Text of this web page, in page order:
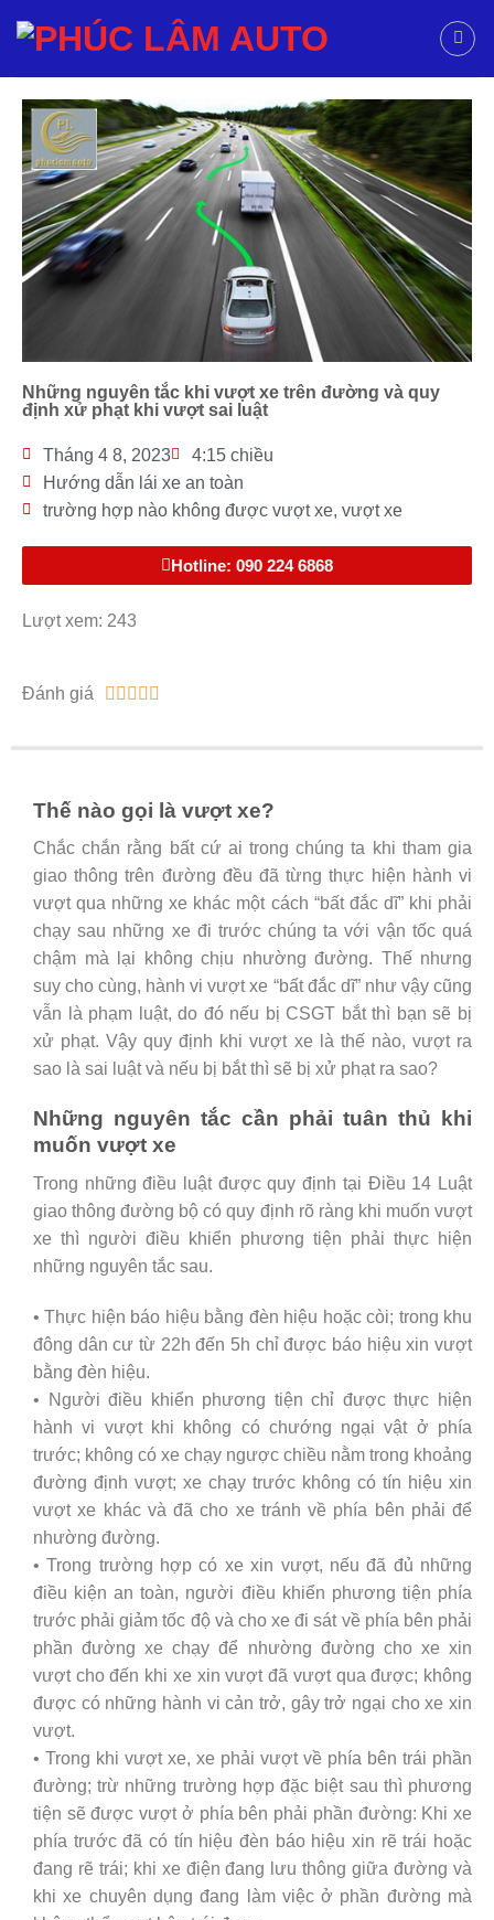
Những nguyên tắc khi vượt xe trên đường và quy
định xử phạt khi vượt sai luật
Tháng 4 8, 2023
4:15 chiều
Hướng dẫn lái xe an toàn
trường hợp nào không được vượt xe, vượt xe
Hotline: 090 224 6868
Lượt xem: 243
Đánh giá     
Thế nào gọi là vượt xe?
Chắc chắn rằng bất cứ ai trong chúng ta khi tham gia
giao thông trên đường đều đã từng thực hiện hành vi
vượt qua những xe khác một cách “bất đắc dĩ” khi phải
chạy sau những xe đi trước chúng ta với vận tốc quá
chậm mà lại không chịu nhường đường. Thế nhưng
suy cho cùng, hành vi vượt xe “bất đắc dĩ” như vậy cũng
vẫn là phạm luật, do đó nếu bị CSGT bắt thì bạn sẽ bị
xử phạt. Vậy quy định khi vượt xe là thế nào, vượt ra
sao là sai luật và nếu bị bắt thì sẽ bị xử phạt ra sao?
Những nguyên tắc cần phải tuân thủ khi
muốn vượt xe
Trong những điều luật được quy định tại Điều 14 Luật
giao thông đường bộ có quy định rõ ràng khi muốn vượt
xe thì người điều khiển phương tiện phải thực hiện
những nguyên tắc sau.
• Thực hiện báo hiệu bằng đèn hiệu hoặc còi; trong khu
đông dân cư từ 22h đến 5h chỉ được báo hiệu xin vượt
bằng đèn hiệu.
• Người điều khiển phương tiện chỉ được thực hiện
hành vi vượt khi không có chướng ngại vật ở phía
trước; không có xe chạy ngược chiều nằm trong khoảng
đường định vượt; xe chạy trước không có tín hiệu xin
vượt xe khác và đã cho xe tránh về phía bên phải để
nhường đường.
• Trong trường hợp có xe xin vượt, nếu đã đủ những
điều kiện an toàn, người điều khiển phương tiện phía
trước phải giảm tốc độ và cho xe đi sát về phía bên phải
phần đường xe chạy để nhường đường cho xe xin
vượt cho đến khi xe xin vượt đã vượt qua được; không
được có những hành vi cản trở, gây trở ngại cho xe xin
vượt.
• Trong khi vượt xe, xe phải vượt về phía bên trái phần
đường; trừ những trường hợp đặc biệt sau thì phương
tiện sẽ được vượt ở phía bên phải phần đường: Khi xe
phía trước đã có tín hiệu đèn báo hiệu xin rẽ trái hoặc
đang rẽ trái; khi xe điện đang lưu thông giữa đường và
khi xe chuyên dụng đang làm việc ở phần đường mà